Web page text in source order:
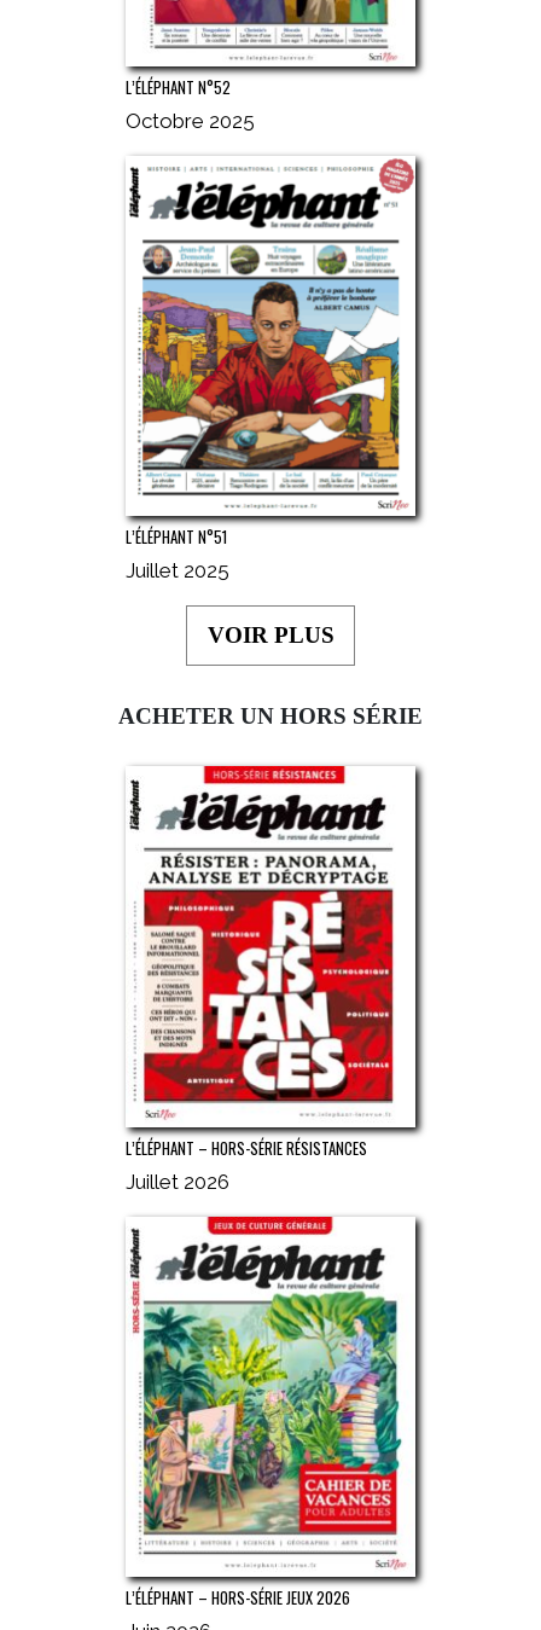
L’ÉLÉPHANT N°52
Octobre 2025
L’ÉLÉPHANT N°51
Juillet 2025
VOIR PLUS
ACHETER UN HORS SÉRIE
L’ÉLÉPHANT – HORS-SÉRIE RÉSISTANCES
Juillet 2026
L’ÉLÉPHANT – HORS-SÉRIE JEUX 2026